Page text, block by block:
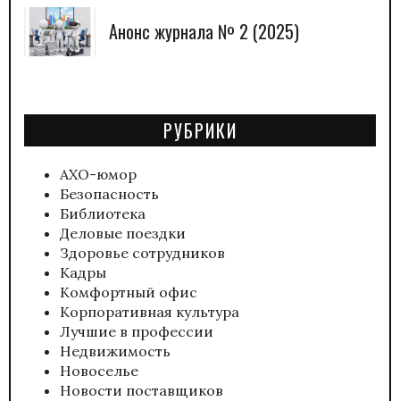
Анонс журнала № 2 (2025)
РУБРИКИ
АХО-юмор
Безопасность
Библиотека
Деловые поездки
Здоровье сотрудников
Кадры
Комфортный офис
Корпоративная культура
Лучшие в профессии
Недвижимость
Новоселье
Новости поставщиков